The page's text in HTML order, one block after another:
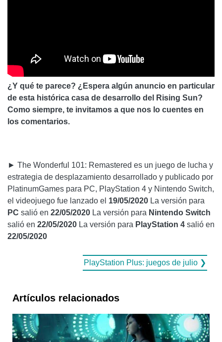
¿Y qué te parece? ¿Espera algún anuncio en particular
de esta histórica casa de desarrollo del Rising Sun?
Como siempre, te invitamos a que nos lo cuentes en
los comentarios.
► The Wonderful 101: Remastered es un juego de lucha y
estrategia de desplazamiento desarrollado y publicado por
PlatinumGames para PC, PlayStation 4 y Nintendo Switch,
el videojuego fue lanzado el 19/05/2020 La versión para
PC salió en 22/05/2020 La versión para Nintendo Switch
salió en 22/05/2020 La versión para PlayStation 4 salió en
22/05/2020
PlayStation Plus: juegos de julio ❯
Artículos relacionados